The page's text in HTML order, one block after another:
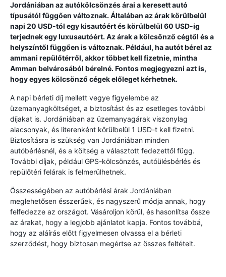
Jordániában az autókölcsönzés árai a keresett autó
típusától függően változnak. Általában az árak körülbelül
napi 20 USD-tól egy kisautóért és körülbelül 60 USD-ig
terjednek egy luxusautóért. Az árak a kölcsönző cégtől és a
helyszíntől függően is változnak. Például, ha autót bérel az
ammani repülőtérről, akkor többet kell fizetnie, mintha
Amman belvárosából bérelné. Fontos megjegyezni azt is,
hogy egyes kölcsönző cégek előleget kérhetnek.
A napi bérleti díj mellett vegye figyelembe az
üzemanyagköltséget, a biztosítást és az esetleges további
díjakat is. Jordániában az üzemanyagárak viszonylag
alacsonyak, és literenként körülbelül 1 USD-t kell fizetni.
Biztosításra is szükség van Jordániában minden
autóbérlésnél, és a költség a választott fedezettől függ.
További díjak, például GPS-kölcsönzés, autóülésbérlés és
repülőtéri felárak is felmerülhetnek.
Összességében az autóbérlési árak Jordániában
meglehetősen ésszerűek, és nagyszerű módja annak, hogy
felfedezze az országot. Vásároljon körül, és hasonlítsa össze
az árakat, hogy a legjobb ajánlatot kapja. Fontos továbbá,
hogy az aláírás előtt figyelmesen olvassa el a bérleti
szerződést, hogy biztosan megértse az összes feltételt.